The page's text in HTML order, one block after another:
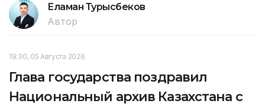
Еламан Турысбеков
Автор
19:30, 05 Августа 2026
Глава государства поздравил
Национальный архив Казахстана с